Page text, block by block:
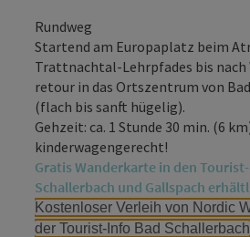
Rundweg
Startend am Europaplatz beim
Trattnachtal-Lehrpfades bis nach
retour in das Ortszentrum von
(flach bis sanft hügelig).
Gehzeit: ca. 1 Stunde 30 min. (6
kinderwagengerecht!
Gratis Wanderkarte in den
Schallerbach und Gallspach
Kostenloser Verleih von Nordic
der Tourist-Info Bad Schallerbach